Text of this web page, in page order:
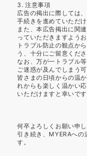
3. 注意事項
広告の掲出に際しては
手続きを進めていただ
また、本広告掲出に関
っていただきますよう
トラブル防止の観点か
う、十分にご留意くださ
なお、万が一トラブル
ご迷惑が及んでしまう
皆さまの日頃からの温
れからも楽しく温かい
いただけますと幸いです
何卒よろしくお願い申し
引き続き、MYERAへの
す。